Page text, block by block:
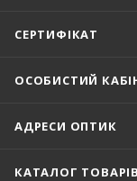
СЕРТИФІКАТ
ОСОБИСТИЙ
АДРЕСИ ОПТИК
КАТАЛОГ ТОВАРІВ